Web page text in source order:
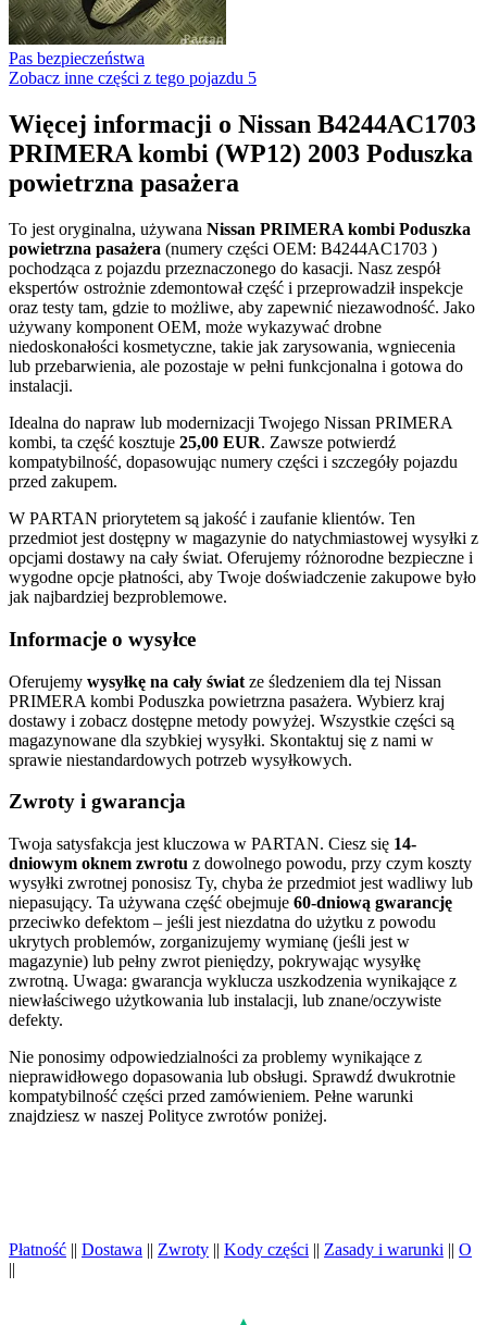
Pas bezpieczeństwa
Zobacz inne części z tego pojazdu 5
Więcej informacji o Nissan B4244AC1703
PRIMERA kombi (WP12) 2003 Poduszka
powietrzna pasażera
To jest oryginalna, używana Nissan PRIMERA kombi Poduszka
powietrzna pasażera (numery części OEM: B4244AC1703 )
pochodząca z pojazdu przeznaczonego do kasacji. Nasz zespół
ekspertów ostrożnie zdemontował część i przeprowadził inspekcje
oraz testy tam, gdzie to możliwe, aby zapewnić niezawodność. Jako
używany komponent OEM, może wykazywać drobne
niedoskonałości kosmetyczne, takie jak zarysowania, wgniecenia
lub przebarwienia, ale pozostaje w pełni funkcjonalna i gotowa do
instalacji.
Idealna do napraw lub modernizacji Twojego Nissan PRIMERA
kombi, ta część kosztuje 25,00 EUR. Zawsze potwierdź
kompatybilność, dopasowując numery części i szczegóły pojazdu
przed zakupem.
W PARTAN priorytetem są jakość i zaufanie klientów. Ten
przedmiot jest dostępny w magazynie do natychmiastowej wysyłki z
opcjami dostawy na cały świat. Oferujemy różnorodne bezpieczne i
wygodne opcje płatności, aby Twoje doświadczenie zakupowe było
jak najbardziej bezproblemowe.
Informacje o wysyłce
Oferujemy wysyłkę na cały świat ze śledzeniem dla tej Nissan
PRIMERA kombi Poduszka powietrzna pasażera. Wybierz kraj
dostawy i zobacz dostępne metody powyżej. Wszystkie części są
magazynowane dla szybkiej wysyłki. Skontaktuj się z nami w
sprawie niestandardowych potrzeb wysyłkowych.
Zwroty i gwarancja
Twoja satysfakcja jest kluczowa w PARTAN. Ciesz się 14-
dniowym oknem zwrotu z dowolnego powodu, przy czym koszty
wysyłki zwrotnej ponosisz Ty, chyba że przedmiot jest wadliwy lub
niepasujący. Ta używana część obejmuje 60-dniową gwarancję
przeciwko defektom – jeśli jest niezdatna do użytku z powodu
ukrytych problemów, zorganizujemy wymianę (jeśli jest w
magazynie) lub pełny zwrot pieniędzy, pokrywając wysyłkę
zwrotną. Uwaga: gwarancja wyklucza uszkodzenia wynikające z
niewłaściwego użytkowania lub instalacji, lub znane/oczywiste
defekty.
Nie ponosimy odpowiedzialności za problemy wynikające z
nieprawidłowego dopasowania lub obsługi. Sprawdź dwukrotnie
kompatybilność części przed zamówieniem. Pełne warunki
znajdziesz w naszej Polityce zwrotów poniżej.
Płatność || Dostawa || Zwroty || Kody części || Zasady i warunki || O
||